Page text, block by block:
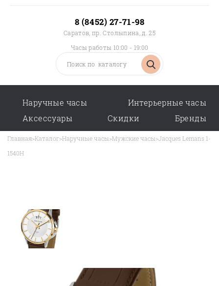
8 (8452) 27-71-98
Саратов, пр. Столыпина, д. 25
Часы работы 10:00 - 19:00
Наручные часы
Интерьерные часы
Аксессуары
Скидки Бренды
Главная>Каталог>Наручные часы>Мужские часы>Jacques Lemans 1-
1540H